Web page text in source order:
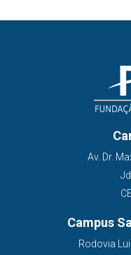
Av. Dr.
Campus
Rodovia